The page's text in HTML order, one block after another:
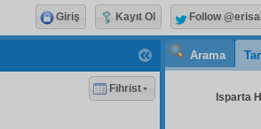
Arama
Isparta
Fihrist
Giriş Kayıt Ol Follow